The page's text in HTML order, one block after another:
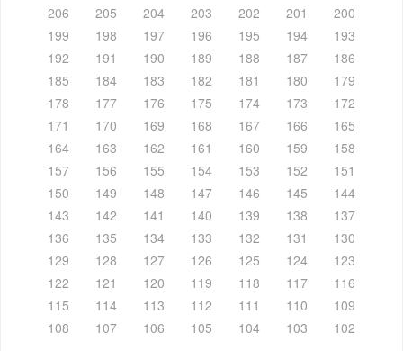
206
205 204 203 202 201
200
199
198 197 196 195 194
193
192
191 190 189 188 187
186
185
184 183 182 181 180
179
178
177 176 175 174 173
172
171
170 169 168 167 166
165
164
163 162 161 160 159
158
157
156 155 154 153 152
151
150
149 148 147 146 145
144
143
142 141 140 139 138
137
136
135 134 133 132 131
130
129
128 127 126 125 124
123
122
121 120 119 118 117
116
115
114 113 112 111 110
109
108
107 106 105 104 103 102